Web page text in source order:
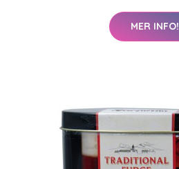
MER INFO!